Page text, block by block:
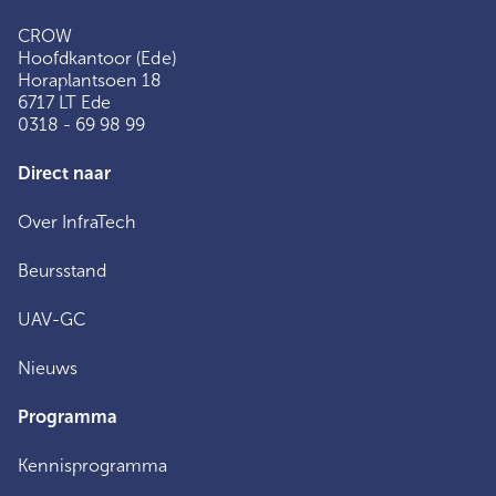
CROW
Hoofdkantoor (Ede)
Horaplantsoen 18
6717 LT Ede
0318 - 69 98 99
Direct naar
Over InfraTech
Beursstand
UAV-GC
Nieuws
Programma
Kennisprogramma